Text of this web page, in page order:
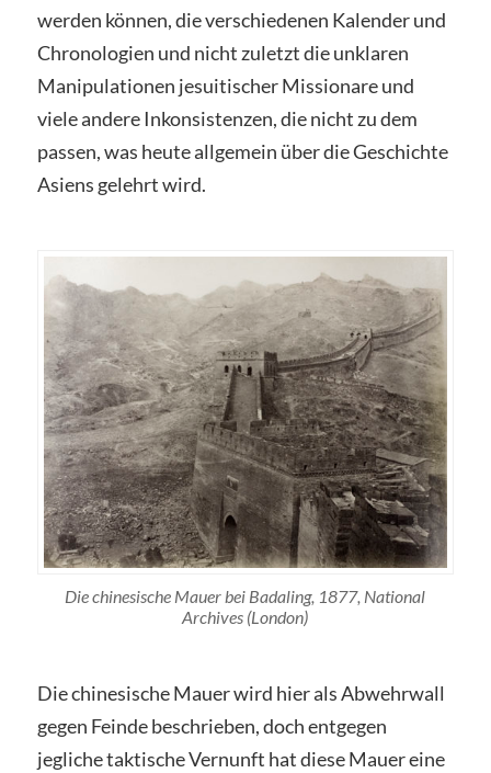
werden können, die verschiedenen Kalender und
Chronologien und nicht zuletzt die unklaren
Manipulationen jesuitischer Missionare und
viele andere Inkonsistenzen, die nicht zu dem
passen, was heute allgemein über die Geschichte
Asiens gelehrt wird.
Die chinesische Mauer bei Badaling, 1877, National
Archives (London)
Die chinesische Mauer wird hier als Abwehrwall
gegen Feinde beschrieben, doch entgegen
jegliche taktische Vernunft hat diese Mauer eine